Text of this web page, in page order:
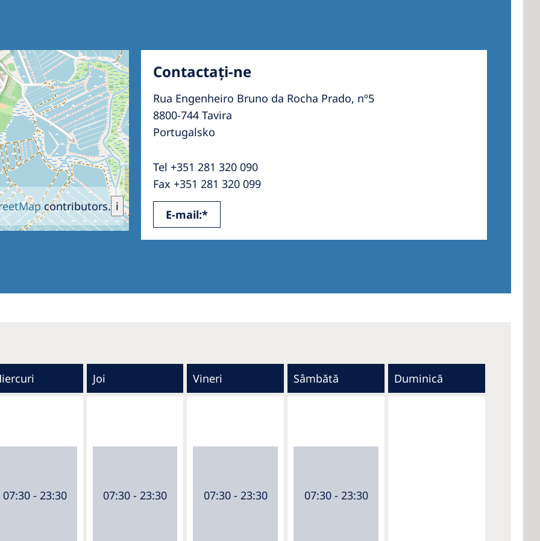
i
contributors.
Contactați-ne
Rua Engenheiro Bruno da Rocha Prado, nº5
8800-744 Tavira
Portugalsko
Tel +351 281 320 090
Fax +351 281 320 099
E-mail:*
Joi Vineri Sâmbătă Duminică
07:30 - 23:30 07:30 - 23:30 07:30 - 23:30 07:30 - 23:30